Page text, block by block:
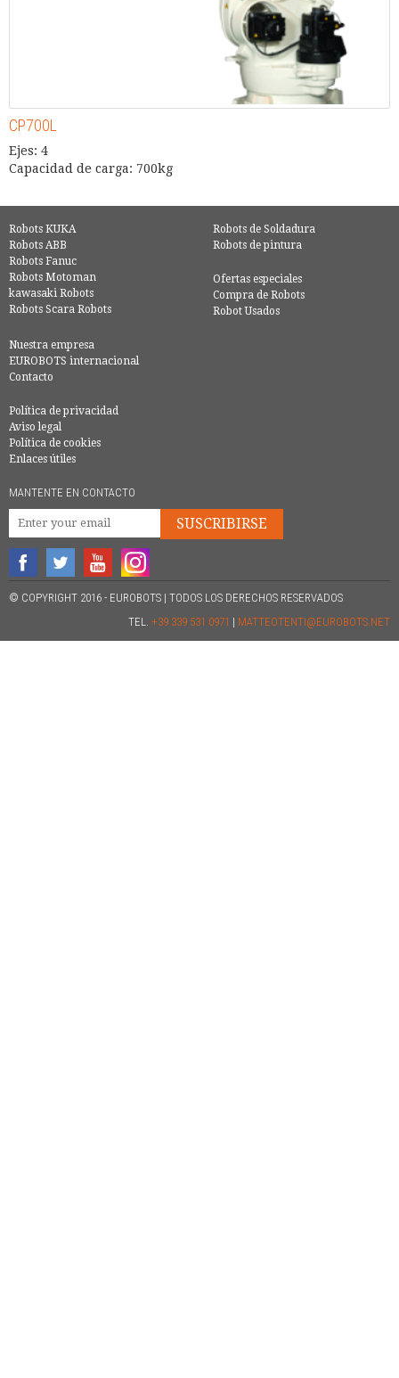
CP700L
Ejes: 4
Capacidad de carga: 700kg
Robots KUKA
Robots ABB
Robots Fanuc
Robots Motoman
kawasaki Robots
Robots Scara Robots
Robots de Soldadura
Robots de pintura
Ofertas especiales
Compra de Robots
Robot Usados
Nuestra empresa
EUROBOTS internacional
Contacto
Política de privacidad
Aviso legal
Política de cookies
Enlaces útiles
MANTENTE EN CONTACTO
SUSCRIBIRSE
© COPYRIGHT 2016 - EUROBOTS | TODOS LOS DERECHOS RESERVADOS
TEL. +39 339 531 0971 | MATTEOTENTI@EUROBOTS.NET